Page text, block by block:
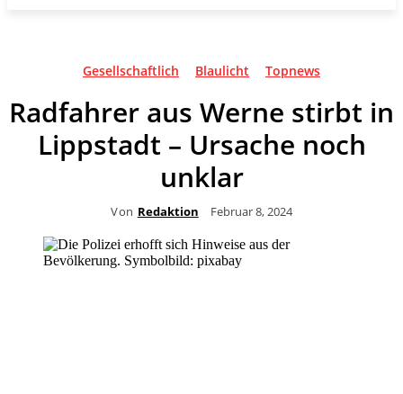
Gesellschaftlich Blaulicht Topnews
Radfahrer aus Werne stirbt in
Lippstadt – Ursache noch
unklar
Von Redaktion Februar 8, 2024